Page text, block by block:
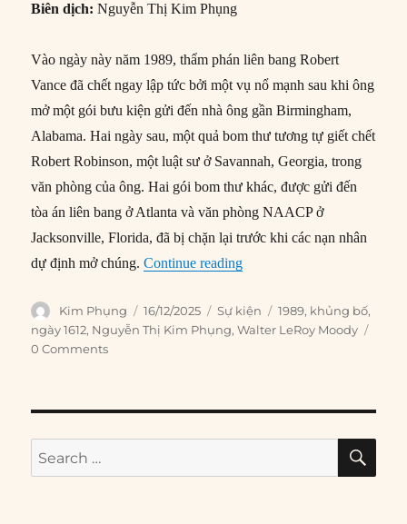
Biên dịch: Nguyễn Thị Kim Phụng
Vào ngày này năm 1989, thẩm phán liên bang Robert
Vance đã chết ngay lập tức bởi một vụ nổ mạnh sau khi ông
mở một gói bưu kiện gửi đến nhà ông gần Birmingham,
Alabama. Hai ngày sau, một quả bom thư tương tự giết chết
Robert Robinson, một luật sư ở Savannah, Georgia, trong
văn phòng của ông. Hai gói bom thư khác, được gửi đến
tòa án liên bang ở Atlanta và văn phòng NAACP ở
Jacksonville, Florida, đã bị chặn lại trước khi các nạn nhân
dự định mở chúng.Continue reading“16/12/1989: Thẩm phán
Author
Kim Phụng
Posted
on
16/12/2025 Categories
Sự kiện Tags
1989, khủng bố,
ngày 1612, Nguyễn Thị Kim Phụng,Walter LeRoy Moody
0 Comments
Search
for: